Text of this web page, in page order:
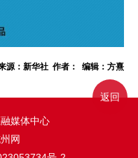
源：新华社 作者： 编辑：方熹
媒体中心
网
返回